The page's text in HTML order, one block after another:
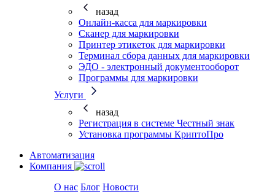
назад
Онлайн-касса для маркировки
Сканер для маркировки
Принтер этикеток для маркировки
Терминал сбора данных для маркировки
ЭДО - электронный документооборот
Программы для маркировки
Услуги
назад
Регистрация в системе Честный знак
Установка программы КриптоПро
Автоматизация
Компания
О нас Блог Новости